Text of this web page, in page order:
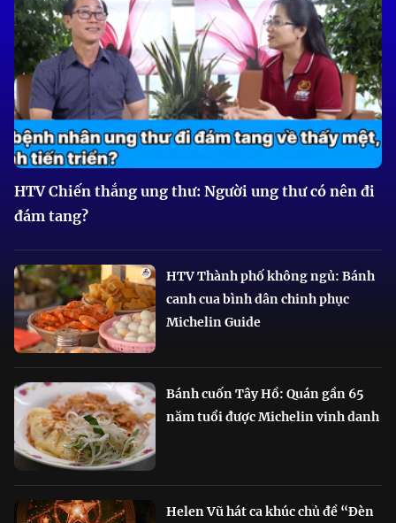
HTV Chiến thắng ung thư: Người ung thư có nên đi
đám tang?
HTV Thành phố không ngủ: Bánh
canh cua bình dân chinh phục
Michelin Guide
Bánh cuốn Tây Hồ: Quán gần 65
năm tuổi được Michelin vinh danh
Helen Vũ hát ca khúc chủ đề “Đèn